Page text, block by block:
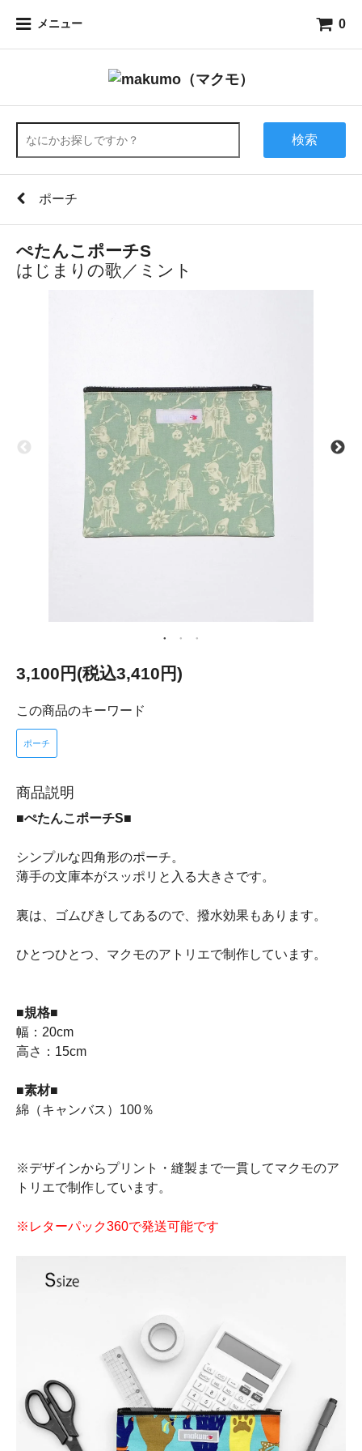
メニュー 0
検索
ポーチ
ぺたんこポーチS
はじまりの歌／ミント
3,100円(税込3,410円)
この商品のキーワード
ポーチ
商品説明
■ぺたんこポーチS■
シンプルな四角形のポーチ。
薄手の文庫本がスッポリと入る大きさです。
裏は、ゴムびきしてあるので、撥水効果もあります。
ひとつひとつ、マクモのアトリエで制作しています。
■規格■
幅：20cm
高さ：15cm
■素材■
綿（キャンバス）100％
※デザインからプリント・縫製まで一貫してマクモのア
トリエで制作しています。
※レターパック360で発送可能です